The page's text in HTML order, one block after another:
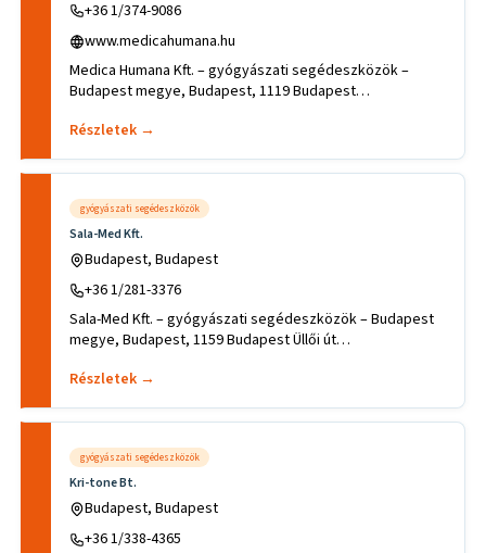
+36 1/374-9086
www.medicahumana.hu
Medica Humana Kft. – gyógyászati segédeszközök –
Budapest megye, Budapest, 1119 Budapest
Részletek →
gyógyászati segédeszközök
Sala-Med Kft.
Budapest, Budapest
+36 1/281-3376
Sala-Med Kft. – gyógyászati segédeszközök – Budapest
megye, Budapest, 1159 Budapest Üllői út
Részletek →
gyógyászati segédeszközök
Kri-tone Bt.
Budapest, Budapest
+36 1/338-4365